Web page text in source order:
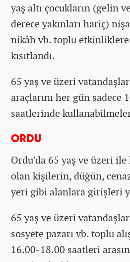
yaş altı çocukların (gelin
derece yakınları hariç)
nikâh vb. toplu etkinliklere
kısıtlandı.
65 yaş ve üzeri
araçlarını her gün sadece
saatlerinde
ORDU
Ordu'da 65 yaş ve üzeri ile
olan kişilerin, düğün,
yeri gibi alanlara girişleri
65 yaş ve üzeri
sosyete pazarı vb. toplu
16.00-18.00 saatleri